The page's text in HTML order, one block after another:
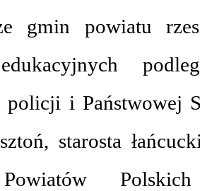
gmin powiatu
policji i Państwowej
starosta